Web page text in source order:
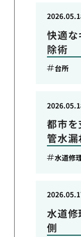
快適
除術
台所
都市
管水漏
水道修
水道
側